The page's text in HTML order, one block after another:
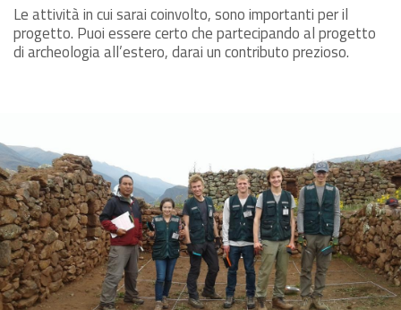
Le attività in cui sarai coinvolto, sono importanti per il
progetto. Puoi essere certo che partecipando al progetto
di archeologia all’estero, darai un contributo prezioso.